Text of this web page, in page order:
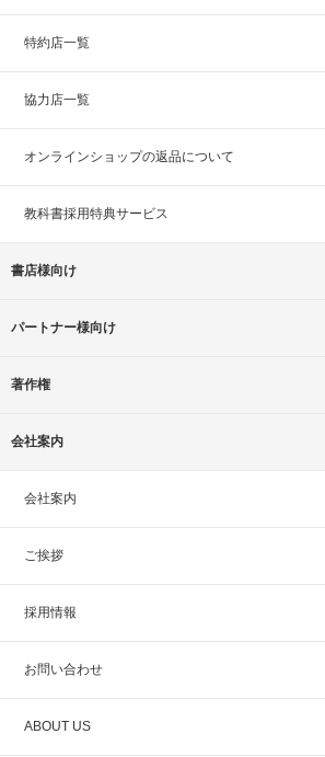
特約店一覧
協力店一覧
オンラインショップの返品について
教科書採用特典サービス
書店様向け
パートナー様向け
著作権
会社案内
会社案内
ご挨拶
採用情報
お問い合わせ
ABOUT US